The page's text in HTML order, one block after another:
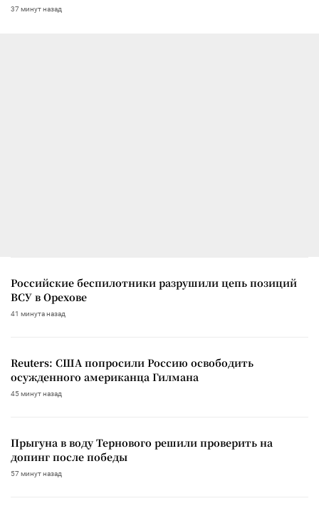
37 минут назад
Российские беспилотники разрушили цепь позиций
ВСУ в Орехове
41 минута назад
Reuters: США попросили Россию освободить
осужденного американца Гилмана
45 минут назад
Прыгуна в воду Тернового решили проверить на
допинг после победы
57 минут назад